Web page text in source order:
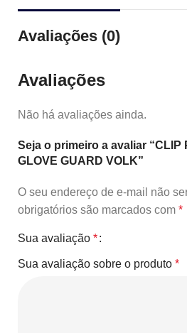
Avaliações (0)
Avaliações
Não há avaliações ainda.
Seja o primeiro a avaliar “CLIP
GLOVE GUARD VOLK”
O seu endereço de e-mail não
obrigatórios são marcados com *
Sua avaliação *
Sua avaliação sobre o produto *